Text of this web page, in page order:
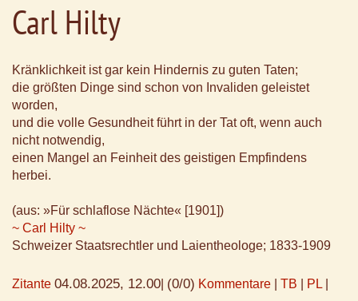
Carl Hilty
Kränklichkeit ist gar kein Hindernis zu guten Taten;
die größten Dinge sind schon von Invaliden geleistet
worden,
und die volle Gesundheit führt in der Tat oft, wenn auch
nicht notwendig,
einen Mangel an Feinheit des geistigen Empfindens
herbei.
(aus: »Für schlaflose Nächte« [1901])
~ Carl Hilty ~
Schweizer Staatsrechtler und Laientheologe; 1833-1909
Zitante 04.08.2025, 12.00 (0/0) Kommentare TB PL